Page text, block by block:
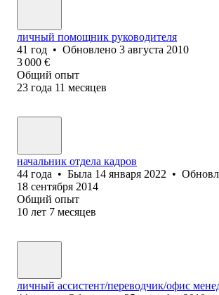
личный помощник руководителя
41 год • Обновлено 3 августа 2010
3 000 €
Общий опыт
23 года 11 месяцев
начальник отдела кадров
44 года • Была 14 января 2022 •
18 сентября 2014
Общий опыт
10 лет 7 месяцев
личный ассистент/переводчик/офис